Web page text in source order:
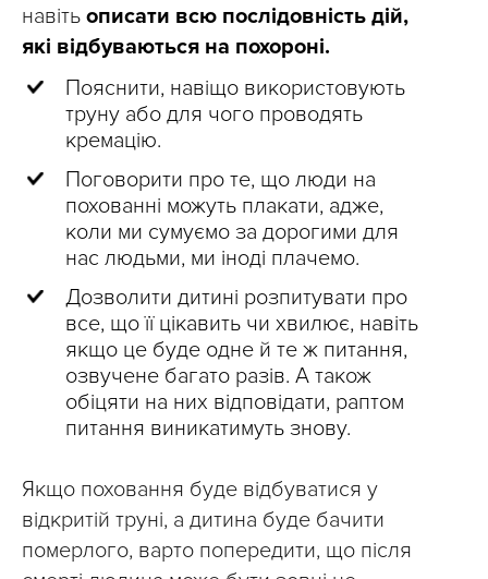
навіть описати всю послідовність дій,
які відбуваються на похороні.
Пояснити, навіщо використовують
труну або для чого проводять
кремацію.
Поговорити про те, що люди на
похованні можуть плакати, адже,
коли ми сумуємо за дорогими для
нас людьми, ми іноді плачемо.
Дозволити дитині розпитувати про
все, що її цікавить чи хвилює, навіть
якщо це буде одне й те ж питання,
озвучене багато разів. А також
обіцяти на них відповідати, раптом
питання виникатимуть знову.
Якщо поховання буде відбуватися у
відкритій труні, а дитина буде бачити
померлого, варто попередити, що після